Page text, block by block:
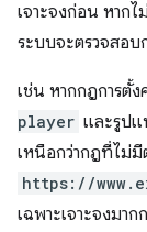
เจาะจงก่อน หาก
ระบบจะตรวจสอบ
เช่น หากกฎการตั้
player และรูป
เหนือกว่ากฎที่ไม่
https://
เฉพาะเจาะจงมาก